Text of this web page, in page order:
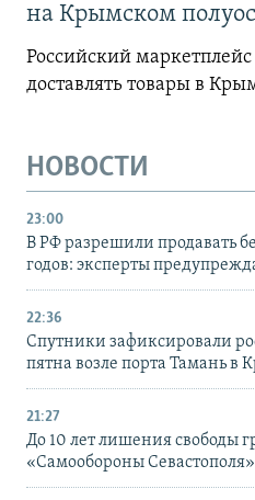
на Крымском
Российский маркетплейс
доставлять товары в
НОВОСТИ
23:00
В РФ разрешили продавать
годов: эксперты
22:36
Спутники зафиксировали
пятна возле порта Тамань в
21:27
До 10 лет лишения свободы
«Самообороны